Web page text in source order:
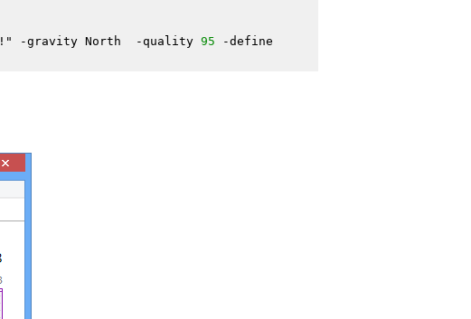
!" -gravity North  -quality 95 -define